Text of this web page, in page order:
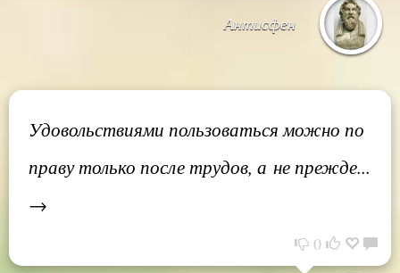
Антисфен
Удовольствиями пользоваться можно по
праву только после трудов, а не прежде...
→
0